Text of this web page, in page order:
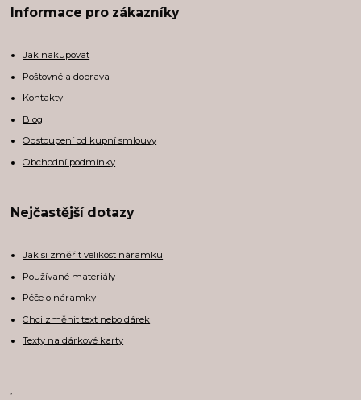
Informace pro zákazníky
Jak nakupovat
Poštovné a doprava
Kontakty
Blog
Odstoupení od kupní smlouvy
Obchodní podmínky
Nejčastější dotazy
Jak si změřit velikost náramku
Používané materiály
Péče o náramky
Chci změnit text nebo dárek
Texty na dárkové karty